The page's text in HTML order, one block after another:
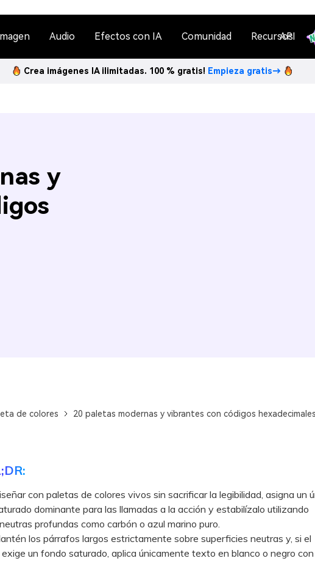
Audio Efectos con IA Comunidad Recursos
API
Crea imágenes IA ilimitadas. 100 % gratis! Empieza gratis→
y
de colores 20 paletas modernas y vibrantes con códigos hexadecimales
con paletas de colores vivos sin sacrificar la legibilidad, asigna un
dominante para las llamadas a la acción y estabilízalo utilizando
profundas como carbón o azul marino puro.
los párrafos largos estrictamente sobre superficies neutras y, si el
un fondo saturado, aplica únicamente texto en blanco o negro con